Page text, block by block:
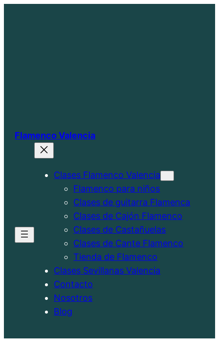
Flamenco Valencia
Clases Flamenco Valencia
Flamenco para niños
Clases de guitarra Flamenca
Clases de Cajón Flamenco
Clases de Castañuelas
Clases de Cante Flamenco
Tienda de Flamenco
Clases Sevillanas Valencia
Contacto
Nosotros
Blog